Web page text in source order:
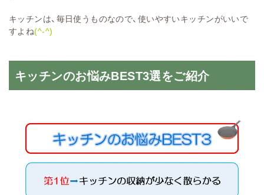
キッチンは、毎日使うものなので、使いやすいキッチンがいいで
すよね(^-^)
キッチンのお悩みBEST3選をご紹介